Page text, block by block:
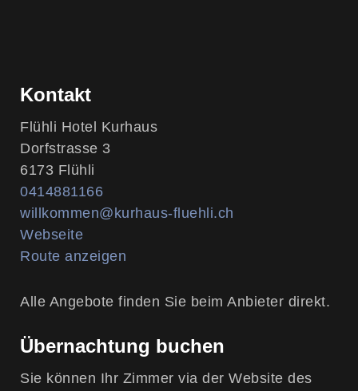
Kontakt
Flühli Hotel Kurhaus
Dorfstrasse 3
6173 Flühli
0414881166
willkommen@kurhaus-fluehli.ch
Webseite
Route anzeigen
Alle Angebote finden Sie beim Anbieter direkt.
Übernachtung buchen
Sie können Ihr Zimmer via der Website des